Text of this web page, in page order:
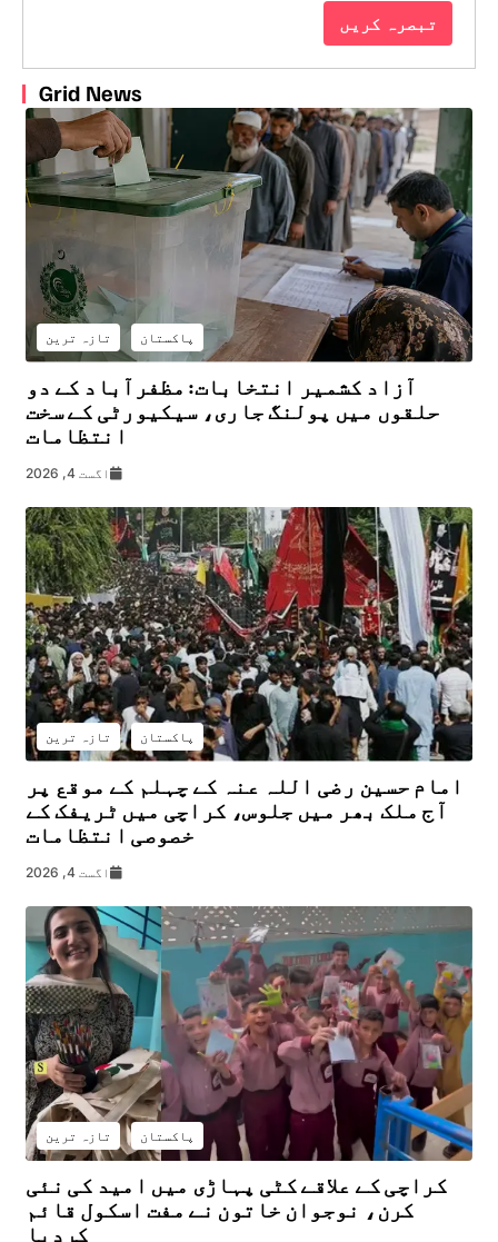
Grid News
پاکستان تازہ ترین
آزاد کشمیر انتخابات: مظفرآباد کے دو
حلقوں میں پولنگ جاری، سیکیورٹی کے سخت
انتظامات
اگست 4, 2026
پاکستان تازہ ترین
امام حسین رضی اللہ عنہ کے چہلم کے موقع پر
آج ملک بھر میں جلوس، کراچی میں ٹریفک کے
خصوصی انتظامات
اگست 4, 2026
پاکستان تازہ ترین
کراچی کے علاقے کٹی پہاڑی میں امید کی نئی
کرن، نوجوان خاتون نے مفت اسکول قائم
کردیا